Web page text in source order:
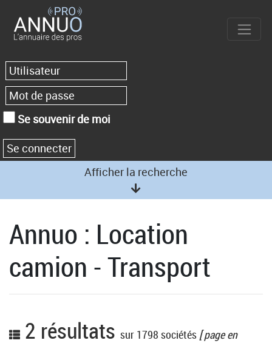
Se souvenir de moi
Afficher la recherche
Annuo : Location
camion - Transport
2 résultats sur 1798 sociétés [ page en